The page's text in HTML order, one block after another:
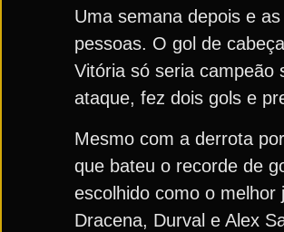
Uma semana depois e
pessoas. O gol de
Vitória só seria campeão
ataque, fez dois gols e
Mesmo com a derrota
que bateu o recorde de
escolhido como o
Dracena, Durval e Alex